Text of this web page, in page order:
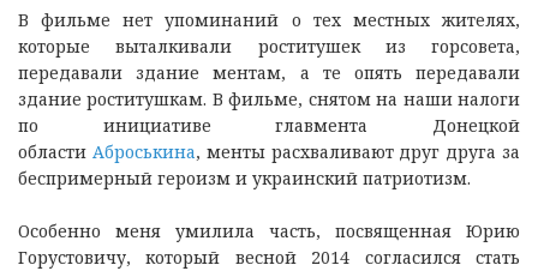
В фильме нет упоминаний о тех местных жителях,
которые выталкивали роститушек из горсовета,
передавали здание ментам, а те опять передавали
здание роститушкам. В фильме, снятом на наши налоги
по инициативе главмента Донецкой
области Аброськина, менты расхваливают друг друга за
беспримерный героизм и украинский патриотизм.
Особенно меня умилила часть, посвященная Юрию
Горустовичу, который весной 2014 согласился стать